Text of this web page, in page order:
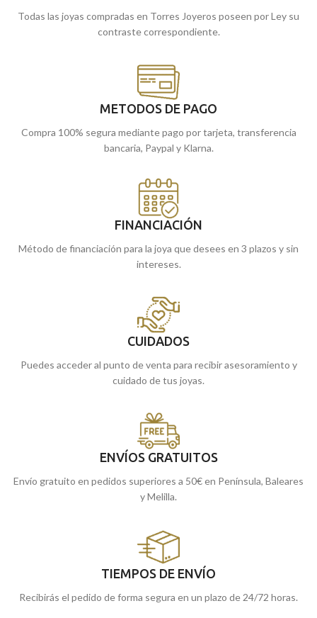
Todas las joyas compradas en Torres Joyeros poseen por Ley su
contraste correspondiente.
METODOS DE PAGO
Compra 100% segura mediante pago por tarjeta, transferencia
bancaria, Paypal y Klarna.
FINANCIACIÓN
Método de financiación para la joya que desees en 3 plazos y sin
intereses.
CUIDADOS
Puedes acceder al punto de venta para recibir asesoramiento y
cuidado de tus joyas.
ENVÍOS GRATUITOS
Envío gratuito en pedidos superiores a 50€ en Península, Baleares
y Melilla.
TIEMPOS DE ENVÍO
Recibirás el pedido de forma segura en un plazo de 24/72 horas.